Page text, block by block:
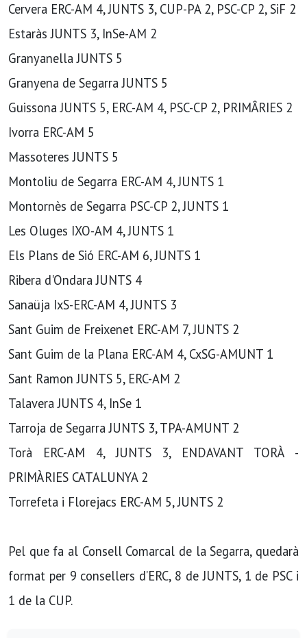
Cervera ERC-AM 4, JUNTS 3, CUP-PA 2, PSC-CP 2, SiF 2
Estaràs JUNTS 3, InSe-AM 2
Granyanella JUNTS 5
Granyena de Segarra JUNTS 5
Guissona JUNTS 5, ERC-AM 4, PSC-CP 2, PRIMÂRIES 2
Ivorra ERC-AM 5
Massoteres JUNTS 5
Montoliu de Segarra ERC-AM 4, JUNTS 1
Montornès de Segarra PSC-CP 2, JUNTS 1
Les Oluges IXO-AM 4, JUNTS 1
Els Plans de Sió ERC-AM 6, JUNTS 1
Ribera d'Ondara JUNTS 4
Sanaüja IxS-ERC-AM 4, JUNTS 3
Sant Guim de Freixenet ERC-AM 7, JUNTS 2
Sant Guim de la Plana ERC-AM 4, CxSG-AMUNT 1
Sant Ramon JUNTS 5, ERC-AM 2
Talavera JUNTS 4, InSe 1
Tarroja de Segarra JUNTS 3, TPA-AMUNT 2
Torà ERC-AM 4, JUNTS 3, ENDAVANT TORÀ -
PRIMÀRIES CATALUNYA 2
Torrefeta i Florejacs ERC-AM 5, JUNTS 2
Pel que fa al Consell Comarcal de la Segarra, quedarà
format per 9 consellers d’ERC, 8 de JUNTS, 1 de PSC i
1 de la CUP.